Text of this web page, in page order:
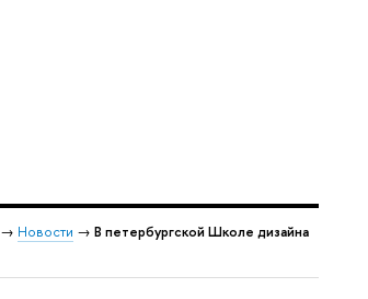
→ Новости → В петербургской Школе дизайна